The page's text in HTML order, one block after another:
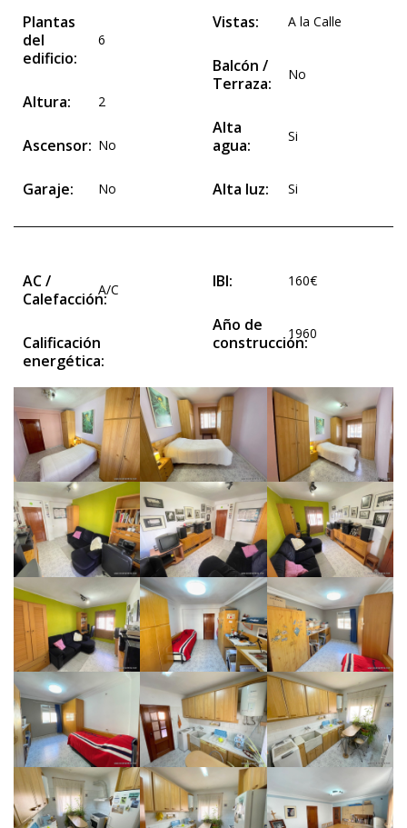
Plantas
del
edificio:
6
Altura: 2
Ascensor: No
Garaje: No
Vistas: A la Calle
Balcón /
Terraza:
No
Alta
agua:
Si
Alta luz: Si
AC /
Calefacción:A/C
Calificación
energética:
IBI: 160€
Año de
construcción:
1960